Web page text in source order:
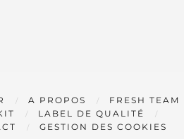
A PROPOS
FRESH TEAM
LABEL DE QUALITÉ
GESTION DES COOKIES